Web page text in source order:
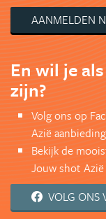
AANMELDEN
En wil je
zijn?
Volg ons op
Azië
Bekijk de
Jouw shot
VOLG ONS